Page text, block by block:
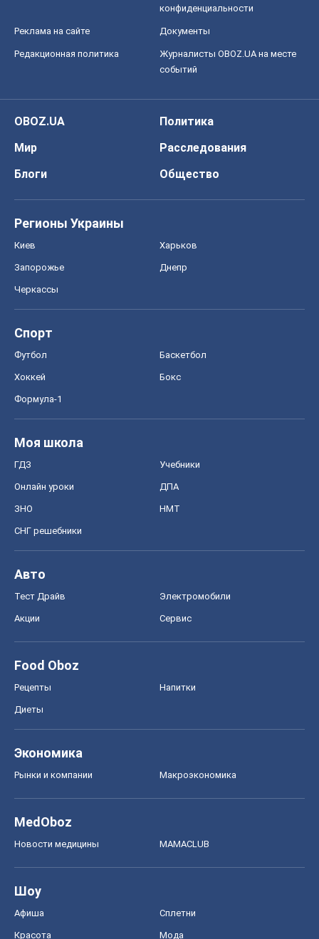
конфиденциальности
Реклама на сайте Документы
Редакционная политика
Журналисты OBOZ.UA на месте
событий
OBOZ.UA
Политика
Мир
Расследования
Блоги
Общество
Регионы Украины
Киев Харьков
Запорожье Днепр
Черкассы
Спорт
Футбол Баскетбол
Хоккей Бокс
Формула-1
Моя школа
ГДЗ Учебники
Онлайн уроки ДПА
ЗНО НМТ
СНГ решебники
Авто
Тест Драйв Электромобили
Акции Сервис
Food Oboz
Рецепты Напитки
Диеты
Экономика
Рынки и компании Mакроэкономика
MedOboz
Новости медицины MAMACLUB
Шоу
Афиша Сплетни
Красота Мода